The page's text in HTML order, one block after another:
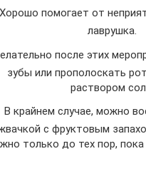
Хорошо помогает от
лаврушка.
после этих
зубы или прополоскать
раствором
В крайнем случае, можно
с фруктовым
только до тех пор, пока